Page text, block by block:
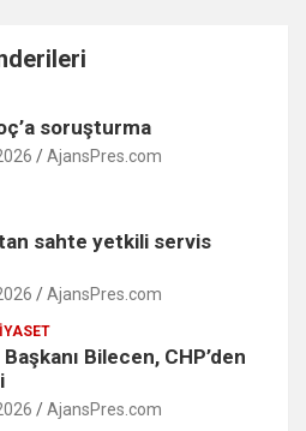
soruşturma
AjansPres.com
sahte yetkili servis
AjansPres.com
Bilecen, CHP’den
AjansPres.com